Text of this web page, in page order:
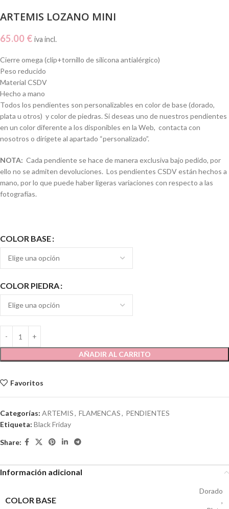
ARTEMIS LOZANO MINI
65.00 € iva incl.
Cierre omega (clip+tornillo de silicona antialérgico)
Peso reducido
Material CSDV
Hecho a mano
Todos los pendientes son personalizables en color de base (dorado,
plata u otros) y color de piedras. Si deseas uno de nuestros pendientes
en un color diferente a los disponibles en la Web, contacta con
nosotros o dirígete al apartado “personalizado”.
NOTA: Cada pendiente se hace de manera exclusiva bajo pedido, por
ello no se admiten devoluciones. Los pendientes CSDV están hechos a
mano, por lo que puede haber ligeras variaciones con respecto a las
fotografías.
COLOR BASE
COLOR PIEDRA
AÑADIR AL CARRITO
Favoritos
Categorías: ARTEMIS, FLAMENCAS, PENDIENTES
Etiqueta: Black Friday
Share:
Información adicional
COLOR BASE
Dorado
,